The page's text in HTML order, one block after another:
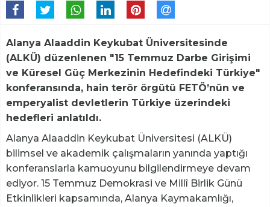
Alanya Alaaddin Keykubat Üniversitesinde
(ALKÜ) düzenlenen "15 Temmuz Darbe Girişimi
ve Küresel Güç Merkezinin Hedefindeki Türkiye"
konferansında, hain terör örgütü FETÖ’nün ve
emperyalist devletlerin Türkiye üzerindeki
hedefleri anlatıldı.
Alanya Alaaddin Keykubat Üniversitesi (ALKÜ)
bilimsel ve akademik çalışmaların yanında yaptığı
konferanslarla kamuoyunu bilgilendirmeye devam
ediyor. 15 Temmuz Demokrasi ve Millî Birlik Günü
Etkinlikleri kapsamında, Alanya Kaymakamlığı,